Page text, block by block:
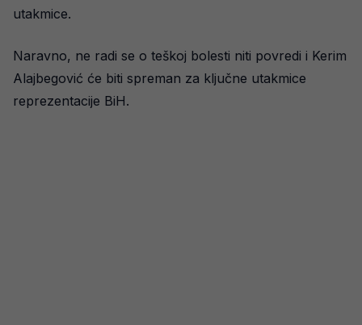
utakmice.
Naravno, ne radi se o teškoj bolesti niti povredi i Kerim
Alajbegović će biti spreman za ključne utakmice
reprezentacije BiH.